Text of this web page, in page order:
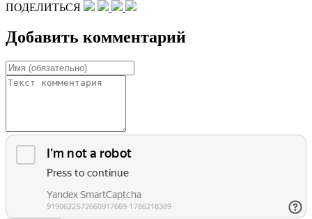
ПОДЕЛИТЬСЯ
Добавить комментарий